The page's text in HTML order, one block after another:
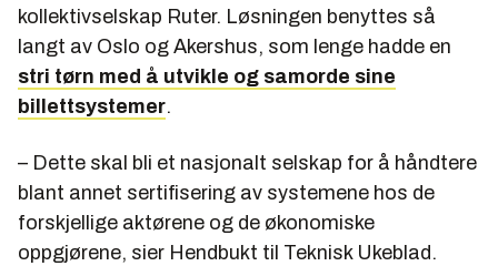
kollektivselskap Ruter. Løsningen benyttes så
langt av Oslo og Akershus, som lenge hadde en
stri tørn med å utvikle og samorde sine
billettsystemer.
– Dette skal bli et nasjonalt selskap for å håndtere
blant annet sertifisering av systemene hos de
forskjellige aktørene og de økonomiske
oppgjørene, sier Hendbukt til Teknisk Ukeblad.